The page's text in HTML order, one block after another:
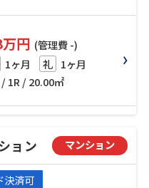
円 (管理費 -)
1ヶ月 礼 1ヶ月
1R / 20.00㎡
ョン マンション
決済可